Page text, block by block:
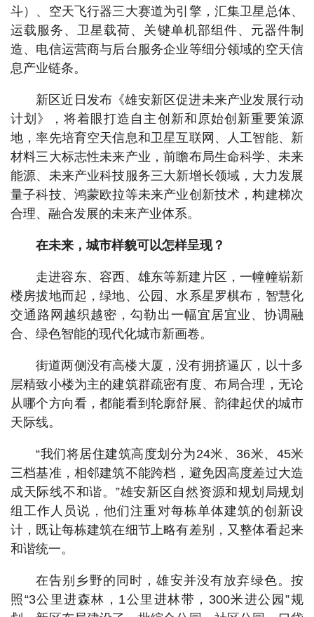
斗）、空天飞行器三大赛道为引擎，汇集卫星总体、
运载服务、卫星载荷、关键单机部组件、元器件制
造、电信运营商与后台服务企业等细分领域的空天信
息产业链条。
新区近日发布《雄安新区促进未来产业发展行动
计划》，将着眼打造自主创新和原始创新重要策源
地，率先培育空天信息和卫星互联网、人工智能、新
材料三大标志性未来产业，前瞻布局生命科学、未来
能源、未来产业科技服务三大新增长领域，大力发展
量子科技、鸿蒙欧拉等未来产业创新技术，构建梯次
合理、融合发展的未来产业体系。
在未来，城市样貌可以怎样呈现？
走进容东、容西、雄东等新建片区，一幢幢崭新
楼房拔地而起，绿地、公园、水系星罗棋布，智慧化
交通路网越织越密，勾勒出一幅宜居宜业、协调融
合、绿色智能的现代化城市新画卷。
街道两侧没有高楼大厦，没有拥挤逼仄，以十多
层精致小楼为主的建筑群疏密有度、布局合理，无论
从哪个方向看，都能看到轮廓舒展、韵律起伏的城市
天际线。
“我们将居住建筑高度划分为24米、36米、45米
三档基准，相邻建筑不能跨档，避免因高度差过大造
成天际线不和谐。”雄安新区自然资源和规划局规划
组工作人员说，他们注重对每栋单体建筑的创新设
计，既让每栋建筑在细节上略有差别，又整体看起来
和谐统一。
在告别乡野的同时，雄安并没有放弃绿色。按
照“3公里进森林，1公里进林带，300米进公园”规